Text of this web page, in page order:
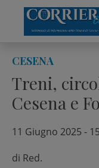
content
CESENA
Treni,
Cesena e
11 Giugno 2025 -
di Red.